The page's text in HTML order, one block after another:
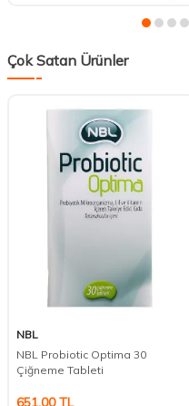
Çok Satan Ürünler
NBL
NBL Probiotic Optima 30
Çiğneme Tableti
651,00TL